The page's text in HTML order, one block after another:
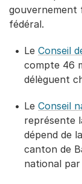
gouvernement
fédéral.
Le Conseil
compte 46
délèguent
Le Conseil
représente
dépend de
canton de
national